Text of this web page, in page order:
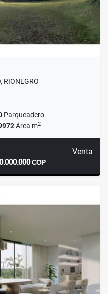
RIONEGRO
Parqueadero
Área m2
Venta
COP